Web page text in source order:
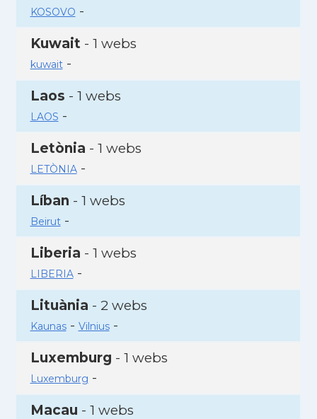
KOSOVO -
Kuwait - 1 webs
kuwait-
Laos - 1 webs
LAOS -
Letònia - 1 webs
LETÒNIA-
Líban - 1 webs
Beirut-
Liberia - 1 webs
LIBERIA-
Lituània - 2 webs
Kaunas- Vilnius-
Luxemburg - 1 webs
Luxemburg -
Macau - 1 webs